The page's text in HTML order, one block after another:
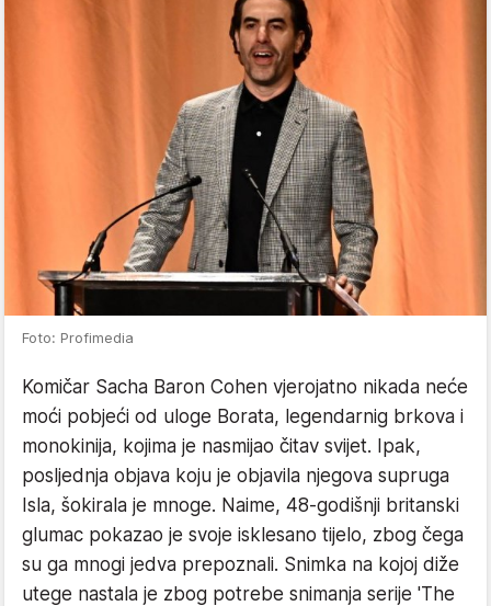
Foto: Profimedia
Komičar Sacha Baron Cohen vjerojatno nikada neće
moći pobjeći od uloge Borata, legendarnig brkova i
monokinija, kojima je nasmijao čitav svijet. Ipak,
posljednja objava koju je objavila njegova supruga
Isla, šokirala je mnoge. Naime, 48-godišnji britanski
glumac pokazao je svoje isklesano tijelo, zbog čega
su ga mnogi jedva prepoznali. Snimka na kojoj diže
utege nastala je zbog potrebe snimanja serije 'The